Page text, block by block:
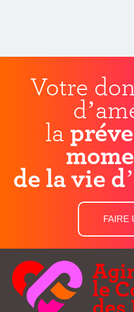
Votre
la
de la vie
FAIRE